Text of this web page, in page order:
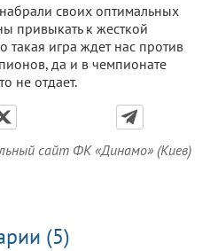
своих оптимальных
привыкать к жесткой
такая игра ждет нас против
да и в чемпионате
не отдает.
сайт ФК «Динамо» (Киев)
(5)